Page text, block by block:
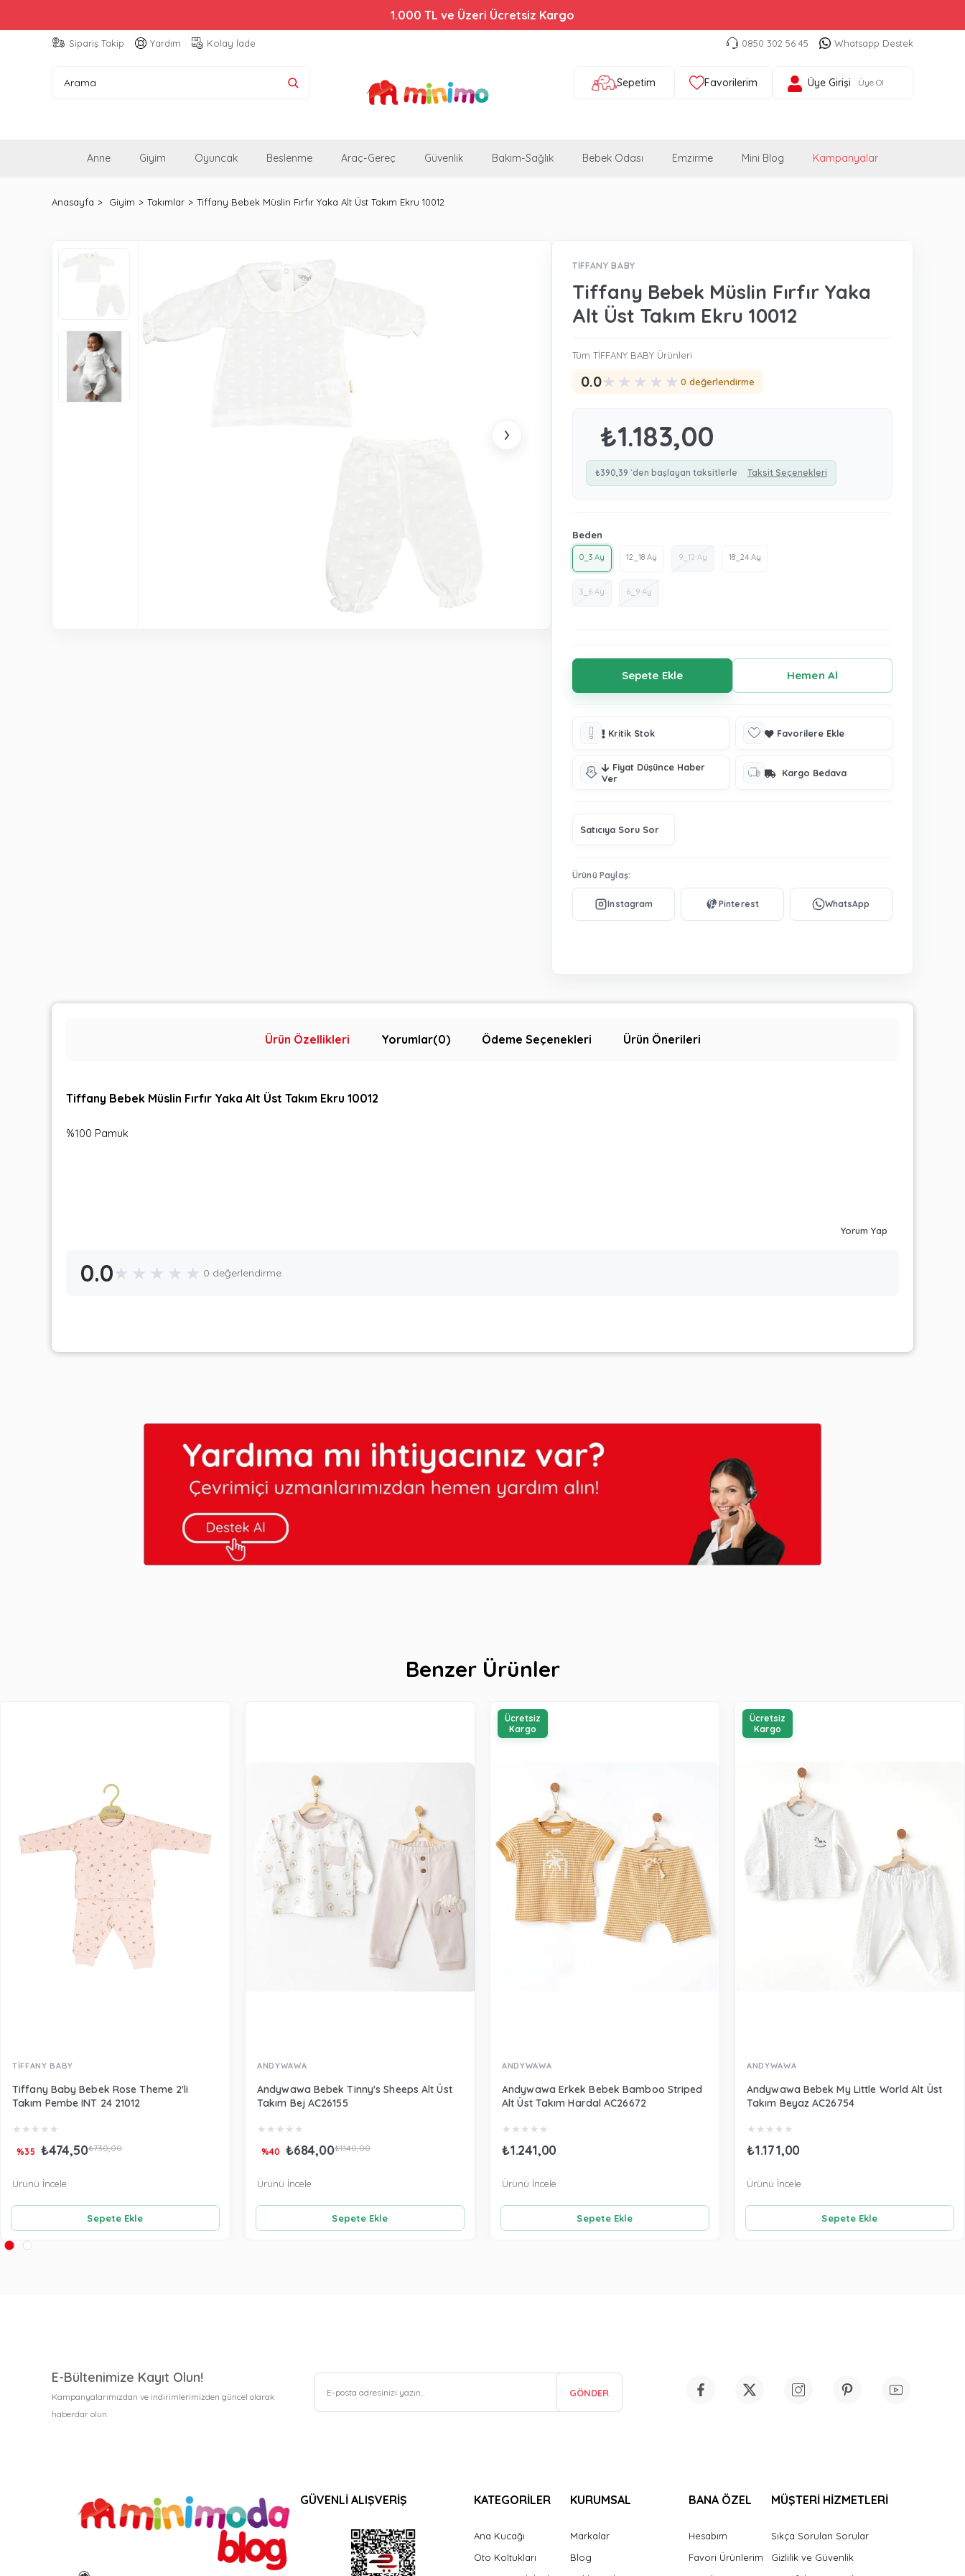
1.000 TL ve Üzeri Ücretsiz Kargo
Sipariş Takip Yardım Kolay İade 0850 302 56 45 Whatsapp Destek
Sepetim Favorilerim Üye Girişi Üye Ol
Anne Giyim Oyuncak Beslenme Araç-Gereç Güvenlik Bakım-Sağlık Bebek Odası Emzirme Mini Blog Kampanyalar
Anasayfa Giyim Takımlar Tiffany Bebek Müslin Fırfır Yaka Alt Üst Takım Ekru 10012
›
TİFFANY BABY
Tiffany Bebek Müslin Fırfır Yaka
Alt Üst Takım Ekru 10012
Tüm TİFFANY BABY Ürünleri
0.0★ ★ ★ ★ ★ 0 değerlendirme
₺1.183,00
₺390,39 `den başlayan taksitlerle Taksit Seçenekleri
Beden
0_3 Ay 12_18 Ay 9_12 Ay 18_24 Ay
3_6 Ay 6_9 Ay
Kritik Stok Favorilere Ekle
Fiyat Düşünce Haber
Ver
Kargo Bedava
Satıcıya Soru Sor
Ürünü Paylaş:
Ürün Özellikleri Yorumlar(0) Ödeme Seçenekleri Ürün Önerileri
Tiffany Bebek Müslin Fırfır Yaka Alt Üst Takım Ekru 10012
%100 Pamuk
Yorum Yap
0.0★ ★ ★ ★ ★ 0 değerlendirme
Benzer Ürünler
TİFFANY BABY
Tiffany Baby Bebek Rose Theme 2'li
Takım Pembe INT 24 21012
★ ★ ★ ★ ★
₺474,50₺730,00
%35
Sepete Ekle
Ürünü İncele
ANDYWAWA
Andywawa Bebek Tinny's Sheeps Alt Üst
Takım Bej AC26155
★ ★ ★ ★ ★
₺684,00₺1.140,00
%40
Sepete Ekle
Ürünü İncele
ANDYWAWA
Andywawa Erkek Bebek Bamboo Striped
Alt Üst Takım Hardal AC26672
★ ★ ★ ★ ★
₺1.241,00
Sepete Ekle
Ürünü İncele
Ücretsiz
Kargo
ANDYWAWA
Andywawa Bebek My Little World Alt Üst
Takım Beyaz AC26754
★ ★ ★ ★ ★
₺1.171,00
Sepete Ekle
Ürünü İncele
Ücretsiz
Kargo
E-Bültenimize Kayıt Olun!
Kampanyalarımızdan ve indirimlerimizden güncel olarak
haberdar olun.
GÖNDER
GÜVENLİ ALIŞVERİŞ KATEGORİLER
Ana Kucağı
Oto Koltukları
KURUMSAL
Markalar
Blog
BANA ÖZEL
Hesabım
Favori Ürünlerim
MÜŞTERİ HİZMETLERİ
Sıkça Sorulan Sorular
Gizlilik ve Güvenlik